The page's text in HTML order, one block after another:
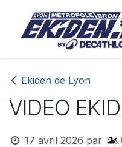
Ekiden de Lyon
VIDEO
17 avril 2026 par